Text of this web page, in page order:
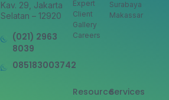
Kav. 29, Jakarta
Selatan – 12920
(021) 2963
8039
085183003742
Expert
Client
Gallery
Careers
Services
Surabaya
Makassar
Resource